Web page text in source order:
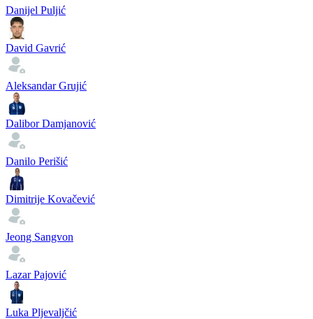
Danijel Puljić
David Gavrić
Aleksandar Grujić
Dalibor Damjanović
Danilo Perišić
Dimitrije Kovačević
Jeong Sangvon
Lazar Pajović
Luka Pljevaljčić